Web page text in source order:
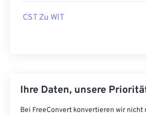
CST Zu WIT
Ihre Daten, unsere
Bei FreeConvert konvertieren wir nicht